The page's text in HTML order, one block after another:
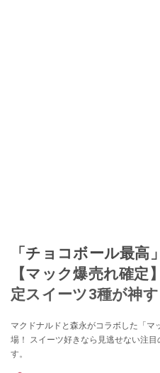
「チョコボール最高
【マック爆売れ確
定スイーツ3種が神す
マクドナルドと森永がコラボした「
場！ スイーツ好きなら見逃せない注
す。